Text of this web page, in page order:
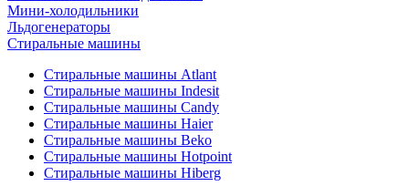
Мини-холодильники
Льдогенераторы
Стиральные машины
Стиральные машины Atlant
Стиральные машины Indesit
Стиральные машины Candy
Стиральные машины Haier
Стиральные машины Beko
Стиральные машины Hotpoint
Стиральные машины Hiberg